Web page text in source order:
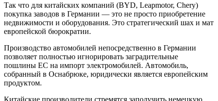
Так что для китайских компаний (BYD, Leapmotor, Chery)
покупка заводов в Германии — это не просто приобретение
недвижимости и оборудования. Это стратегический шах и мат
европейской бюрократии.
Производство автомобилей непосредственно в Германии
позволяет полностью игнорировать заградительные
пошлины ЕС на импорт электромобилей. Автомобиль,
собранный в Оснабрюке, юридически является европейским
продуктом.
Китайские производители стремятся заполучить немецкую